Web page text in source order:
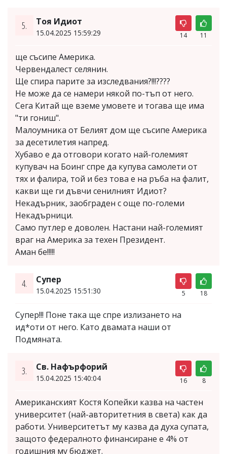
5. Тоя Идиот
15.04.2025 15:59:29 14 11
ще съсипе Америка.
Червендалест селянин.
Ще спира парите за изследвания?!!!????
Не може да се намери някой по-тъп от него.
Сега Китай ще вземе умовете и тогава ще има
"ти гониш".
Малоумника от Белият дом ще съсипе Америка
за десетилетия напред.
Хубаво е да отговори когато най-големият
купувач на Боинг спре да купува самолети от
тях и фалира, той и без това е на ръба на фалит,
какви ще ги дъвчи сенилният Идиот?
Некадърник, заобграден с още по-големи
Некадърници.
Само путлер е доволен. Настани най-големият
враг на Америка за техен Президент.
Аман бе!!!!!
4. Супер
15.04.2025 15:51:30 5 18
Супер!!! Поне така ще спре излизането на
ид*оти от него. Като двамата наши от
Подмяната.
3. Св. Нафърфорий
15.04.2025 15:40:04 16 8
Американският Костя Копейки казва на частен
университет (най-авторитетния в света) как да
работи. Университетът му казва да духа супата,
защото федералното финансиране е 4% от
годишния му бюджет.